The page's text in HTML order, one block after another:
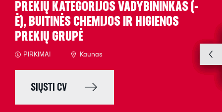
PREKIŲ KATEGORIJOS VADYBININKAS (-
Ė), BUITINĖS CHEMIJOS IR HIGIENOS
PREKIŲ GRUPĖ
PIRKIMAI Kaunas
SIŲSTI CV